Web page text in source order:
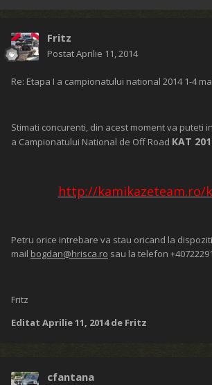
Fritz
PostatAprilie 11, 2014
Re: Etapa I a campionatului national 2014 1-4
Stimati concurenti, din acest moment va puteti
a Campionatului National de Off Road KAT
http://kamikazeteam.ro/
Petru orice intrebare va stau oricand la
mail bogdan@hrisca.ro sau la telefon
Fritz
Editat Aprilie 11, 2014de Fritz
cfantana